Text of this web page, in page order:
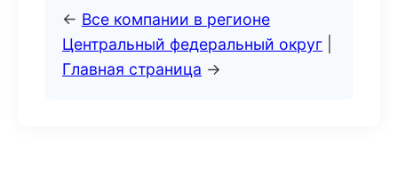
← Все компании в регионе
Центральный федеральный округ
Главная страница →